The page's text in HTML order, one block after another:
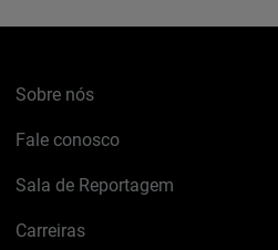
Sobre nós
Fale conosco
Sala de Reportagem
Carreiras